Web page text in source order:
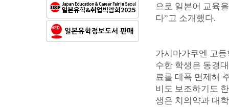
으로 일본어 교육
다”고 소개했다.
가시마가쿠엔 고
수한 학생은 동경
료를 대폭 면제해
비도 보조하기도
생은 치의약과 대